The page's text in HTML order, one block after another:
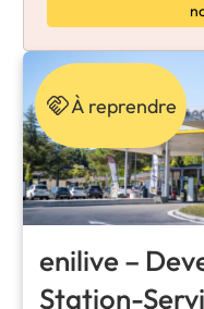
À reprendre
enilive –
Station-